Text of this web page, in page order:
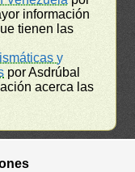
información
tienen las
y
por Asdrúbal
acerca las